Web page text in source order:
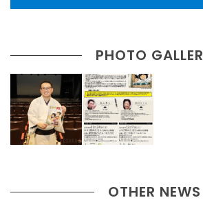
PHOTO
OTHER NEWS